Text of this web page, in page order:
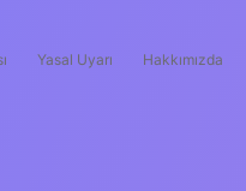
Yasal Uyarı Hakkımızda